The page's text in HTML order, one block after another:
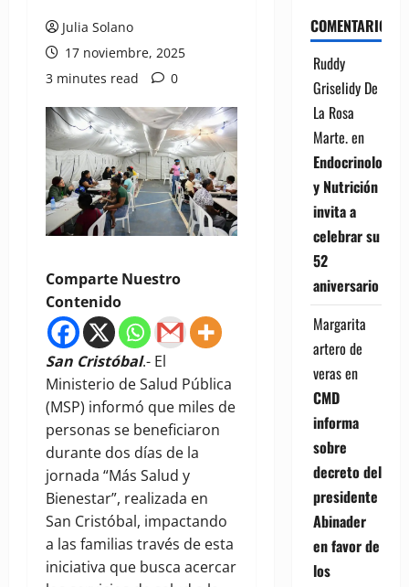
Julia Solano
17 noviembre, 2025
3 minutes read
0
Comparte Nuestro
Contenido
San Cristóbal.- El
Ministerio de Salud Pública
(MSP) informó que miles de
personas se beneficiaron
durante dos días de la
jornada “Más Salud y
Bienestar”, realizada en
San Cristóbal, impactando
a las familias través de esta
iniciativa que busca acercar
COMENTARIOS
Ruddy
Griselidy De
La Rosa
Marte.en
Endocrinología
y Nutrición
invita a
celebrar su
52
aniversario
Margarita
artero de
verasen
CMD
informa
sobre
decreto del
presidente
Abinader
en favor de
los